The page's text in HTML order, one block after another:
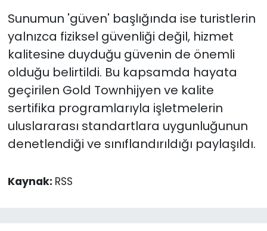
Sunumun 'güven' başlığında ise turistlerin
yalnızca fiziksel güvenliği değil, hizmet
kalitesine duyduğu güvenin de önemli
olduğu belirtildi. Bu kapsamda hayata
geçirilen Gold Townhijyen ve kalite
sertifika programlarıyla işletmelerin
uluslararası standartlara uygunluğunun
denetlendiği ve sınıflandırıldığı paylaşıldı.
Kaynak: RSS